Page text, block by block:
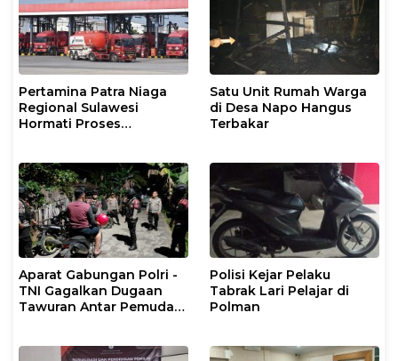
Pertamina Patra Niaga
Regional Sulawesi
Hormati Proses
di Polman
Satu Unit Rumah Warga
di Desa Napo Hangus
Terbakar
Aparat Gabungan Polri -
TNI Gagalkan Dugaan
Tawuran Antar Pemuda
Polisi Kejar Pelaku
Tabrak Lari Pelajar di
Polman